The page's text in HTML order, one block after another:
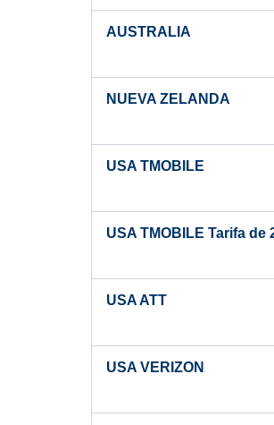
AUSTRALIA
NUEVA ZELANDA
USA TMOBILE
USA TMOBILE Tarifa de
USA ATT
USA VERIZON